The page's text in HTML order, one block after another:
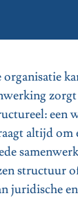
een
altijd om
structuur
juridische